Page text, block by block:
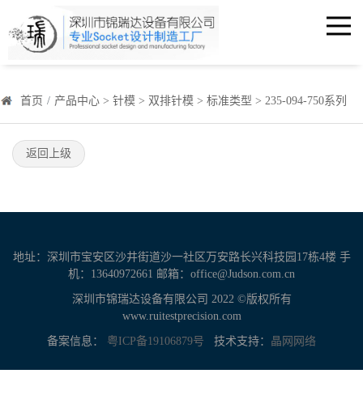
首页 产品中心 > 针模 > 双排针模 > 标准类型 > 235-094-750系列
返回上级
地址：深圳市宝安区沙井街道沙一社区万安路长兴科技园17栋4楼 手
机：13640972661 邮箱：office@Judson.com.cn
深圳市锦瑞达设备有限公司 2022 ©版权所有
www.ruitestprecision.com
备案信息： 粤ICP备19106879号 技术支持： 晶网网络